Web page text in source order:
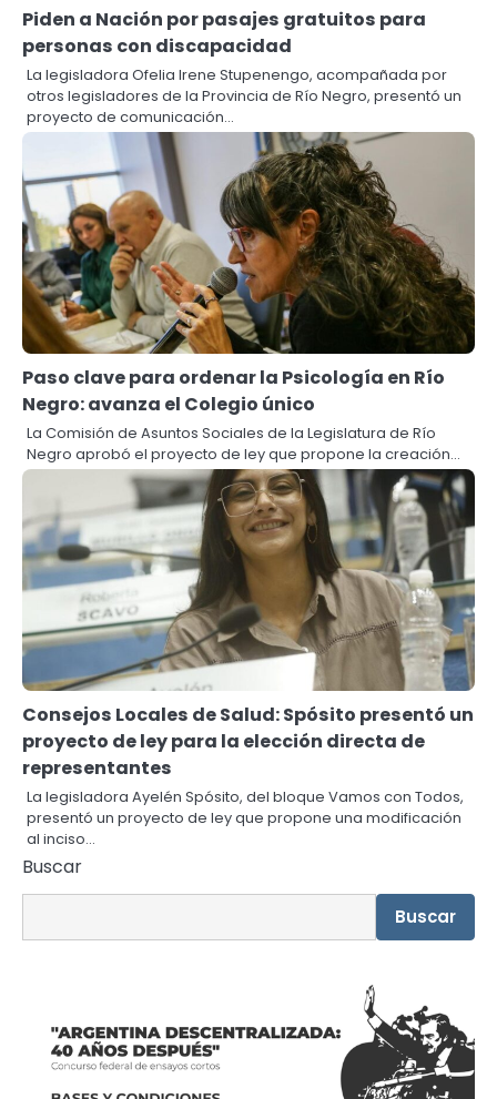
Piden a Nación por pasajes gratuitos para
personas con discapacidad
La legisladora Ofelia Irene Stupenengo, acompañada por
otros legisladores de la Provincia de Río Negro, presentó un
proyecto de comunicación…
Paso clave para ordenar la Psicología en Río
Negro: avanza el Colegio único
La Comisión de Asuntos Sociales de la Legislatura de Río
Negro aprobó el proyecto de ley que propone la creación…
Consejos Locales de Salud: Spósito presentó un
proyecto de ley para la elección directa de
representantes
La legisladora Ayelén Spósito, del bloque Vamos con Todos,
presentó un proyecto de ley que propone una modificación
al inciso…
Buscar
Buscar